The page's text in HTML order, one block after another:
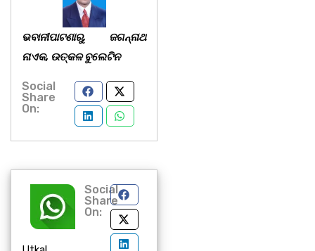
ଭବାନୀପାଟଣାରୁ, ଜଗନ୍ନାଥ
ନାଏକ, ଉତ୍କଳ ବୁଲେଟିନ
Social
Share
On:
Social
Share
On: